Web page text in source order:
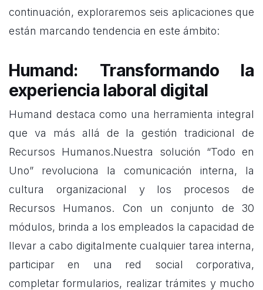
continuación, exploraremos seis aplicaciones que
están marcando tendencia en este ámbito:
Humand: Transformando la
experiencia laboral digital
Humand destaca como una herramienta integral
que va más allá de la gestión tradicional de
Recursos Humanos.Nuestra solución “Todo en
Uno” revoluciona la comunicación interna, la
cultura organizacional y los procesos de
Recursos Humanos. Con un conjunto de 30
módulos, brinda a los empleados la capacidad de
llevar a cabo digitalmente cualquier tarea interna,
participar en una red social corporativa,
completar formularios, realizar trámites y mucho